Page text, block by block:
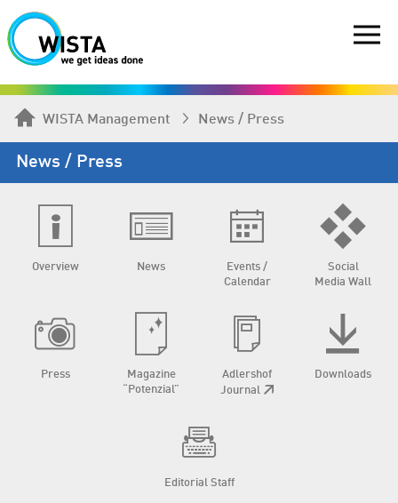
WISTA Management News / Press
News / Press
Overview News
Events /
Calendar
Social
Media Wall
Press
Magazine
“Potenzial”
Adlershof
Journal
Downloads
Editorial Staff